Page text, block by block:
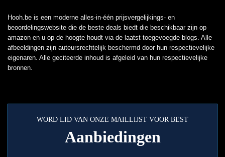
Hooh.be is een moderne alles-in-één prijsvergelijkings- en
beoordelingswebsite die de beste deals biedt die beschikbaar zijn op
amazon en u op de hoogte houdt via de laatst toegevoegde blogs. Alle
afbeeldingen zijn auteursrechtelijk beschermd door hun respectievelijke
eigenaren. Alle geciteerde inhoud is afgeleid van hun respectievelijke
bronnen.
WORD LID VAN ONZE MAILLIJST VOOR BEST
Aanbiedingen